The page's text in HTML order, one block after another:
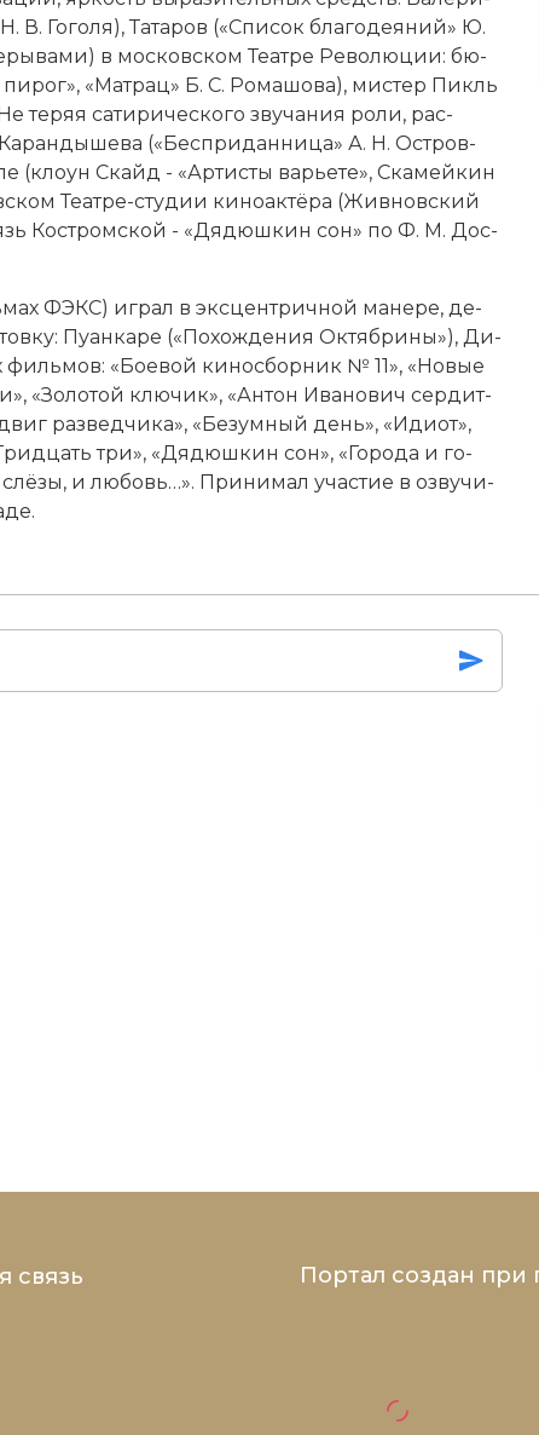
Н. В. Го­го­ля), Та­та­ров («Спи­сок бла­го­дея­ний» Ю.
в московском Те­ат­ре Ре­во­лю­ции: бю­
«Мат­рац» Б. С. Ро­ма­шо­ва), мис­тер Пикль
те­ряя са­ти­рического зву­ча­ния ро­ли, рас­
Ка­ран­ды­ше­ва («Бес­при­дан­ни­ца» А. Н. Ост­ров­
(кло­ун Скайд - «Ар­ти­сты варь­е­те», Ска­мей­кин
Те­ат­ре-сту­дии ки­но­ак­тё­ра (Жив­нов­ский
Ко­ст­ром­ской - «Дя­дюш­кин сон» по Ф. М. Дос­
ФЭКС) иг­рал в экс­цен­тричной ма­не­ре, де­
Пу­ан­ка­ре («По­хо­ж­де­ния Ок­тяб­ри­ны»), Ди­
филь­мов: «Бое­вой ки­но­сбор­ник № 11», «Но­вые
«Зо­ло­той клю­чик», «Ан­тон Ива­но­вич сер­дит­
раз­вед­чи­ка», «Бе­зум­ный день», «Иди­от»,
три», «Дя­дюш­кин сон», «Го­ро­да и го­
и лю­бовь…». При­ни­мал уча­стие в оз­ву­чи­
связь Портал создан